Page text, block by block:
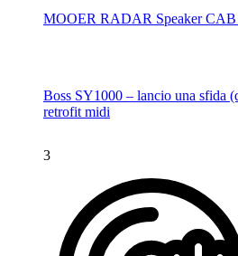
MOOER RADAR
Boss SY1000 – lancio una sfida
retrofit midi
3